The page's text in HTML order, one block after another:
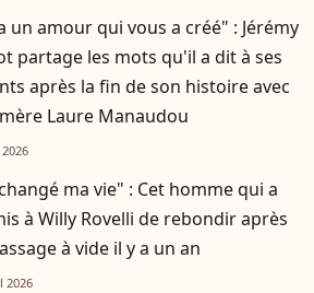
un amour qui vous a créé" : Jérémy
partage les mots qu'il a dit à ses
après la fin de son histoire avec
Laure Manaudou
ma vie" : Cet homme qui a
à Willy Rovelli de rebondir après
à vide il y a un an
2026